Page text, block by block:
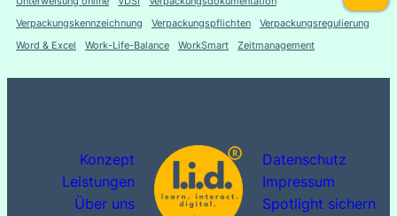
Verpackungskennzeichnung
Verpackungspflichten
Verpackungsregulierung
Word & Excel
Work-Life-Balance WorkSmart Zeitmanagement
Konzept
Leistungen
Über uns
Datenschutz
Impressum
Spotlight sichern